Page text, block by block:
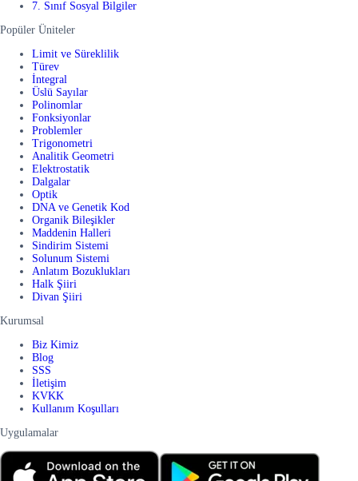
7. Sınıf Sosyal Bilgiler
Popüler Üniteler
Limit ve Süreklilik
Türev
İntegral
Üslü Sayılar
Polinomlar
Fonksiyonlar
Problemler
Trigonometri
Analitik Geometri
Elektrostatik
Dalgalar
Optik
DNA ve Genetik Kod
Organik Bileşikler
Maddenin Halleri
Sindirim Sistemi
Solunum Sistemi
Anlatım Bozuklukları
Halk Şiiri
Divan Şiiri
Kurumsal
Biz Kimiz
Blog
SSS
İletişim
KVKK
Kullanım Koşulları
Uygulamalar